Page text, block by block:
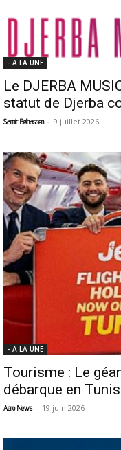
- A LA UNE
Le DJERBA
statut de Djerba
Samir Belhassen - 9 juillet 2026
- A LA UNE
Tourisme : Le
débarque en
Aero News - 19 juin 2026